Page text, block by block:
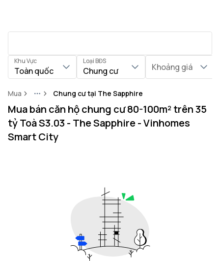
Khu Vực
Toàn quốc
Loại BĐS
Chung cư Khoảng giá
Mua MoreChung cư tại The Sapphire
Mua bán căn hộ chung cư 80-100m² trên 35
tỷ Toà S3.03 - The Sapphire - Vinhomes
Smart City